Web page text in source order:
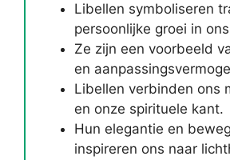
Libellen symboliseren
persoonlijke groei in
Ze zijn een voorbeeld
en
Libellen verbinden ons
en onze spirituele kant.
Hun elegantie en
inspireren ons naar